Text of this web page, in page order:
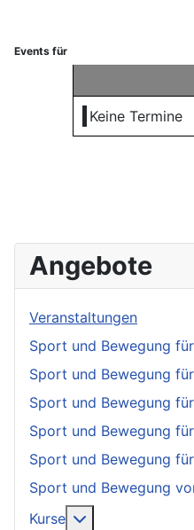
Events für
Keine Termine
Angebote
Veranstaltungen
Sport und Bewegung
Sport und Bewegung
Sport und Bewegung
Sport und Bewegung
Sport und Bewegung
Sport und Bewegung
Kurse